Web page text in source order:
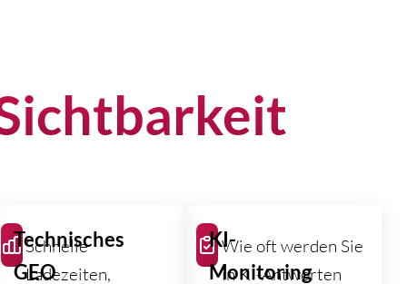
Technisches
GEO
Schnelle
Ladezeiten,
KI-
Monitoring
Wie oft werden Sie
in KI-Antworten